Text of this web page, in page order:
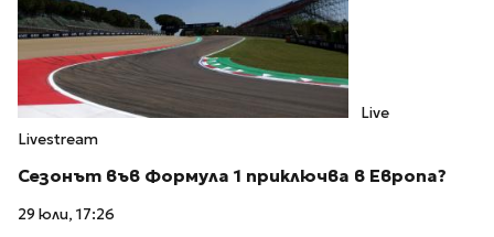
Live
Livestream
Сезонът във Формула 1 приключва в Европа?
29 юли, 17:26